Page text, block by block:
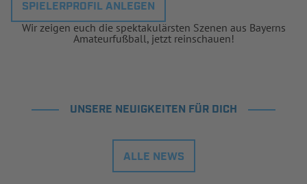
SPIELERPROFIL ANLEGEN
Wir zeigen euch die spektakulärsten Szenen aus Bayerns
Amateurfußball, jetzt reinschauen!
UNSERE NEUIGKEITEN FÜR DICH
ALLE NEWS